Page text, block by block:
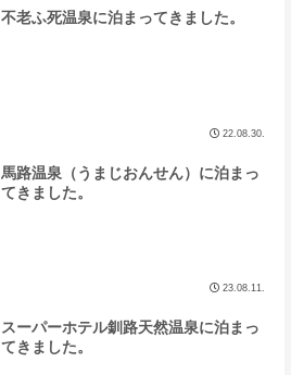
不老ふ死温泉に泊まってきました。
22.08.30.
馬路温泉（うまじおんせん）に泊まっ
てきました。
23.08.11.
スーパーホテル釧路天然温泉に泊まっ
てきました。